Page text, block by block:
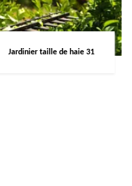
Jardinier taille de haie 31